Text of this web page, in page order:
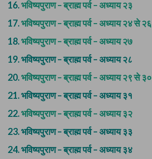
16.भविष्यपुराण – ब्राह्म पर्व – अध्याय २३
17.भविष्यपुराण – ब्राह्म पर्व – अध्याय २४ से २६
18.भविष्यपुराण – ब्राह्म पर्व – अध्याय २७
19.भविष्यपुराण – ब्राह्म पर्व – अध्याय २८
20.भविष्यपुराण – ब्राह्म पर्व – अध्याय २९ से ३०
21.भविष्यपुराण – ब्राह्म पर्व – अध्याय ३१
22.भविष्यपुराण – ब्राह्म पर्व – अध्याय ३२
23.भविष्यपुराण – ब्राह्म पर्व – अध्याय ३३
24.भविष्यपुराण – ब्राह्म पर्व – अध्याय ३४